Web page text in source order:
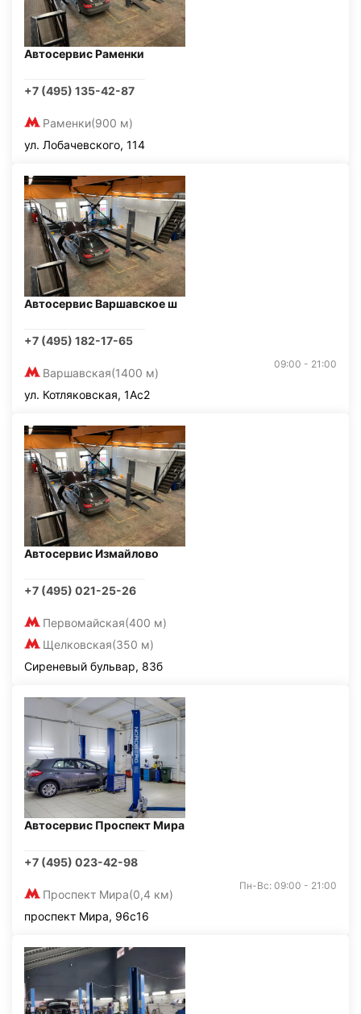
Автосервис Раменки
+7 (495) 135-42-87
Раменки(900 м)
ул. Лобачевского, 114
Автосервис Варшавское ш
+7 (495) 182-17-65
Варшавская(1400 м)
09:00 - 21:00
ул. Котляковская, 1Ас2
Автосервис Измайлово
+7 (495) 021-25-26
Первомайская(400 м)
Щелковская(350 м)
Сиреневый бульвар, 83б
Автосервис Проспект Мира
+7 (495) 023-42-98
Проспект Мира(0,4 км)
Пн-Вс: 09:00 - 21:00
проспект Мира, 96с16